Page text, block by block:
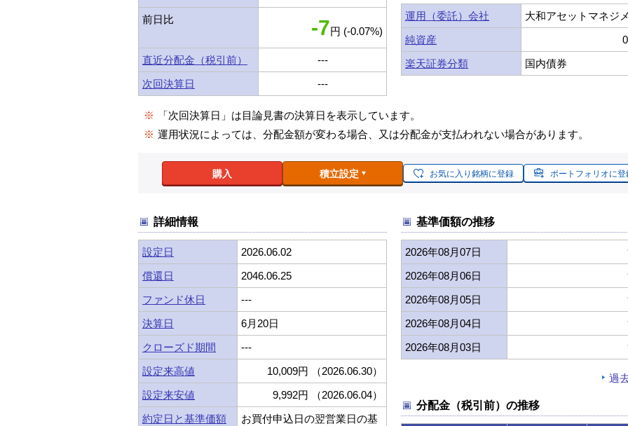
前日比 -7円 (-0.07%)
直近分配金（税引前）
---
次回決算日
---
運用（委託）会社
大和アセットマネジ
純資産
楽天証券分類
国内債券
※
「次回決算日」は目論見書の決算日を表示しています。
※ 運用状況によっては、分配金額が変わる場合、又は分配金が支払われない場合があります。
購入 積立設定 お気に入り銘柄に登録 ポートフォリオに登
詳細情報
設定日
2026.06.02
償還日
2046.06.25
ファンド休日
---
決算日
6月20日
クローズド期間
---
設定来高値
10,009円 （2026.06.30）
設定来安値
9,992円 （2026.06.04）
約定日と基準価額
お買付申込日の翌営業日の基
基準価額の推移
2026年08月07日
2026年08月06日
2026年08月05日
2026年08月04日
2026年08月03日
過
分配金（税引前）の推移